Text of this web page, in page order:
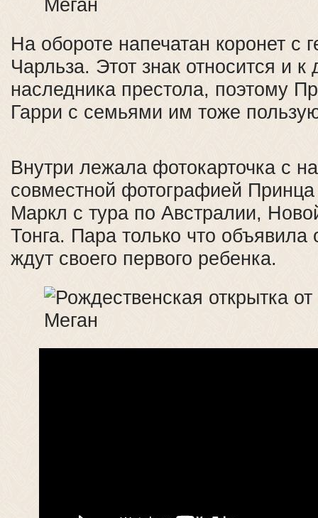
На обороте напечатан коронет с
Чарльза. Этот знак относится и к
наследника престола, поэтому
Гарри с семьями им тоже
Внутри лежала фотокарточка с
совместной фотографией
Маркл c тура по Австралии,
Тонга. Пара только что объявила
ждут своего первого ребенка.